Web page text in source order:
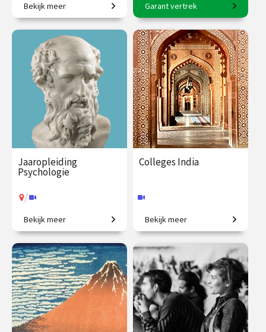
De Caraïbische smeltkroes.
€ 109.00
vanaf 2
dec.
Op locatie
Bekijk meer
11-daagse reis o.l.v. Frederik
Erens.
€ 3145.00
vanaf 17
aug.
Op locatie
Garant vertrek
Jaaropleiding
Psychologie
/
Een introductie naar het
menselijk zijn
€ 1225.00
vanaf 29
sep.
/ Op locatie of online
Bekijk meer
Colleges India
Een grootmacht in opkomst.
€ 195.00
vanaf 22
okt.
Online
Bekijk meer